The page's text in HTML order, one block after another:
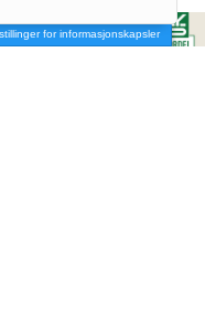
for informasjonskapsler